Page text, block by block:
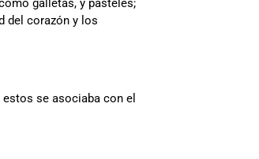
galletas, y pasteles;
del corazón y los
se asociaba con el